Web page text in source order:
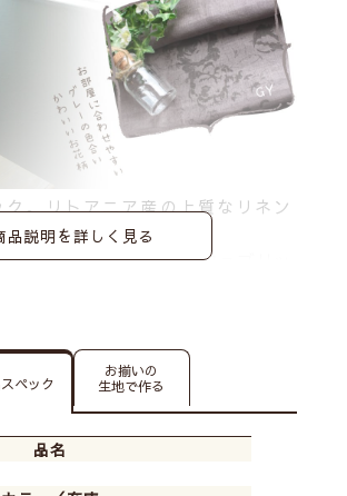
。リトアニア産の上質なリネン
ャベジズ＆ローゼズのファブリッ
トな生地をシェードカーテンに。
品説明を詳しく見る
ペック
お揃いの
生地で作る
品名